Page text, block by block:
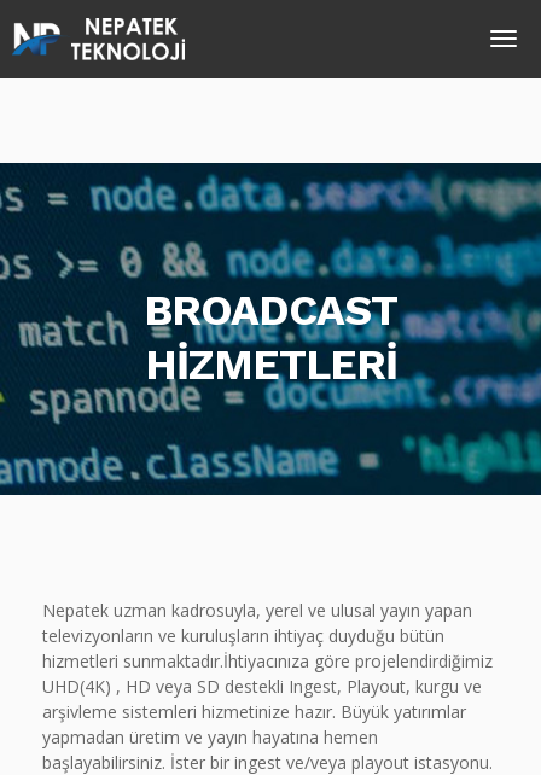
BROADCAST
HİZMETLERİ
Nepatek uzman kadrosuyla, yerel ve ulusal yayın yapan
televizyonların ve kuruluşların ihtiyaç duyduğu bütün
hizmetleri sunmaktadır.İhtiyacınıza göre projelendirdiğimiz
UHD(4K) , HD veya SD destekli Ingest, Playout, kurgu ve
arşivleme sistemleri hizmetinize hazır. Büyük yatırımlar
yapmadan üretim ve yayın hayatına hemen
başlayabilirsiniz. İster bir ingest ve/veya playout istasyonu.